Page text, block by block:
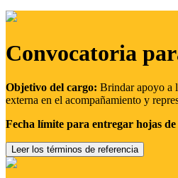
Convocatoria
Objetivo del cargo: Brindar apoyo a
externa en el acompañamiento y
Fecha límite para entregar hojas
Leer los términos de referencia